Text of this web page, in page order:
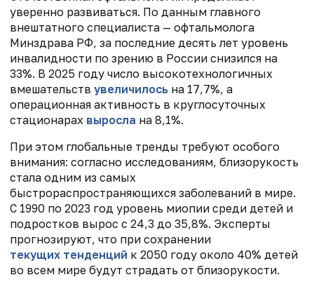
уверенно развиваться. По данным главного
внештатного специалиста — офтальмолога
Минздрава РФ, за последние десять лет уровень
инвалидности по зрению в России снизился на
33%. В 2025 году число высокотехнологичных
вмешательств увеличилось на 17,7%, а
операционная активность в круглосуточных
стационарах выросла на 8,1%.
При этом глобальные тренды требуют особого
внимания: согласно исследованиям, близорукость
стала одним из самых
быстрораспространяющихся заболеваний в мире.
С 1990 по 2023 год уровень миопии среди детей и
подростков вырос с 24,3 до 35,8%. Эксперты
прогнозируют, что при сохранении
текущих тенденций к 2050 году около 40% детей
во всем мире будут страдать от близорукости.